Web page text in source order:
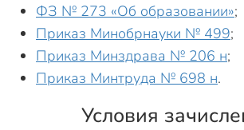
ФЗ № 273 «Об образовании»;
Приказ Минобрнауки № 499;
Приказ Минздрава № 206 н;
Приказ Минтруда № 698 н.
Условия